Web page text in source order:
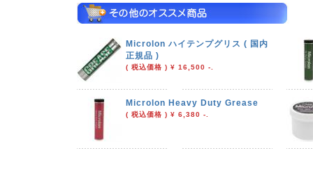
Microlon ハイテンプグリス ( 国内
正規品 )
( 税込価格 ) ¥ 16,500 -.
Microlon Heavy Duty Grease
( 税込価格 ) ¥ 6,380 -.